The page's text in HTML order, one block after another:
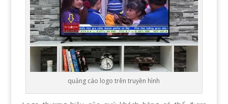
quảng cáo logo trên truyền hình